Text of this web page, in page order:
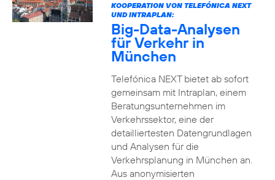
KOOPERATION VON TELEFÓNICA NEXT
UND INTRAPLAN:
Big-Data-Analysen
für Verkehr in
München
Telefónica NEXT bietet ab sofort
gemeinsam mit Intraplan, einem
Beratungsunternehmen im
Verkehrssektor, eine der
detailliertesten Datengrundlagen
und Analysen für die
Verkehrsplanung in München an.
Aus anonymisierten